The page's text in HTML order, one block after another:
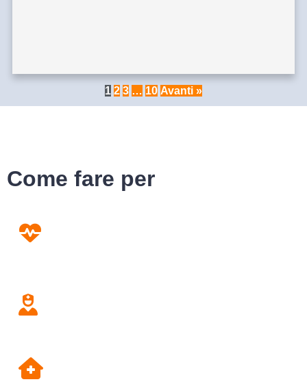
1 2 3 … 10 Avanti »
Come fare per